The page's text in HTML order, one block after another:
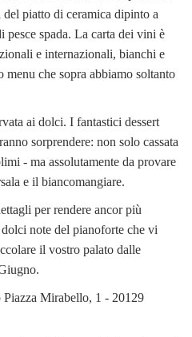
piatto di ceramica dipinto a
spada. La carta dei vini è
e internazionali, bianchi e
menu che sopra abbiamo soltanto
ai dolci. I fantastici dessert
sorprendere: non solo cassata
- ma assolutamente da provare
e il biancomangiare.
per rendere ancor più
note del pianoforte che vi
il vostro palato dalle
Mirabello, 1 - 20129